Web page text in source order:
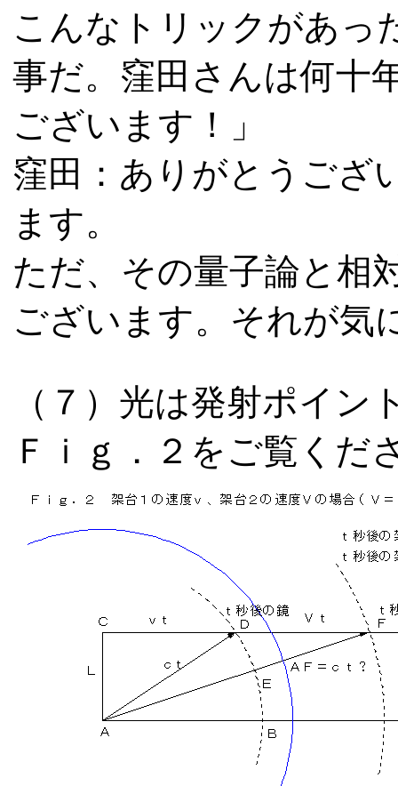
こんなトリックがあっ
事だ。窪田さんは何十
ございます！」
窪田：ありがとうござ
ます。
ただ、その量子論と相
ございます。それが気
（７）光は発射ポイン
Ｆｉｇ．２をご覧くだ